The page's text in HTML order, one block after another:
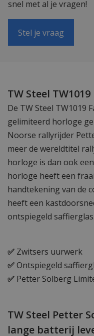
snel met al je vragen!
Stel je vraag
TW Steel
De TW Steel TW1019
gelimiteerd horloge
Noorse rallyrijder
meer de wereldtitel
horloge is dan ook
horloge heeft een
handtekening van de
heeft een
ontspiegeld saffierglas.
✅ Zwitsers uurwerk
✅Ontspiegeld
✅ Petter Solberg
TW Steel Petter
lange batterij